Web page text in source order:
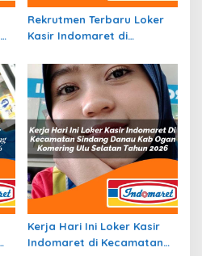
Rekrutmen Terbaru Loker
Kasir Indomaret di
Kab. Jember Tahun 2026
Kerja Hari Ini Loker Kasir
Indomaret di Kecamatan